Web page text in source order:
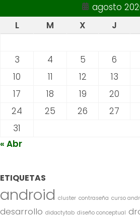
agosto
L
M X J
3
4 5 6
10
11 12 13
17
18 19 20
24
25 26 27
31
« Abr
ETIQUETAS
android cluster contraseña curso
desarrollo didactytab diseño conceptual